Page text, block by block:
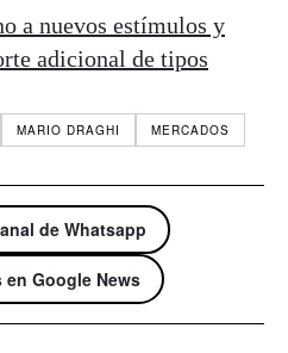
a nuevos estímulos y
adicional de tipos
MARIO DRAGHI MERCADOS
de Whatsapp
en Google News